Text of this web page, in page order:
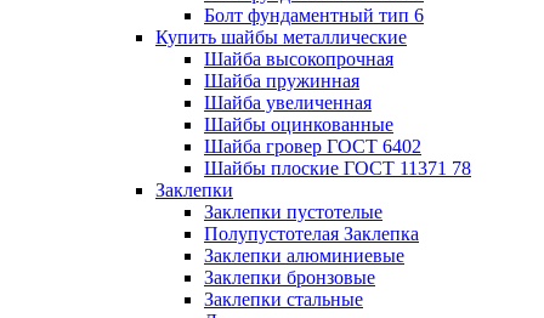
Болт фундаментный тип 6
Купить шайбы металлические
Шайба высокопрочная
Шайба пружинная
Шайба увеличенная
Шайбы оцинкованные
Шайба гровер ГОСТ 6402
Шайбы плоские ГОСТ 11371 78
Заклепки
Заклепки пустотелые
Полупустотелая Заклепка
Заклепки алюминиевые
Заклепки бронзовые
Заклепки стальные